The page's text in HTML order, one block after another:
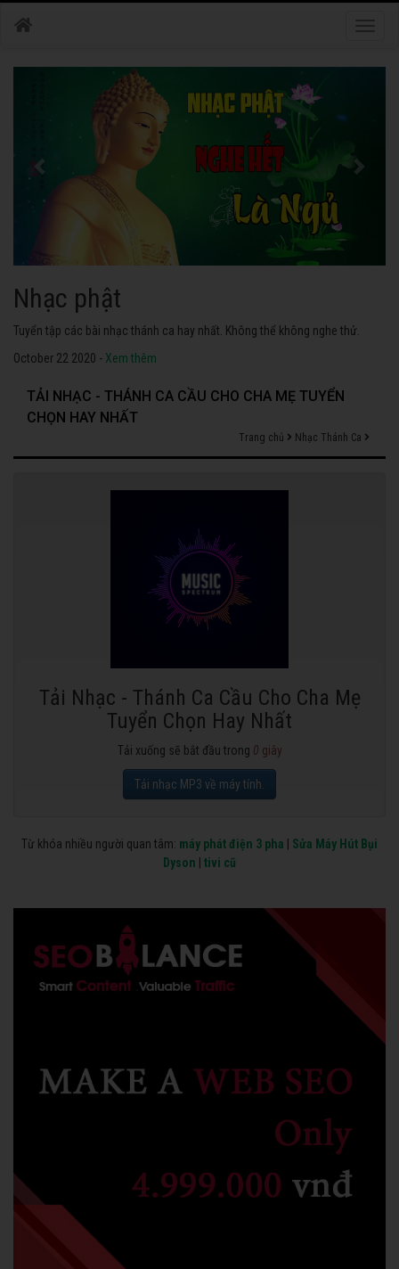
Nhạc phật
Tuyển tập các bài nhạc thánh ca hay nhất. Không thể không nghe thử.
October 22 2020 - Xem thêm
TẢI NHẠC - THÁNH CA CẦU CHO CHA MẸ TUYỂN
CHỌN HAY NHẤT
Trang chủ Nhạc Thánh Ca
Tải Nhạc - Thánh Ca Cầu Cho Cha Mẹ
Tuyển Chọn Hay Nhất
Tải xuống sẽ bắt đầu trong 0 giây
Tải nhạc MP3 về máy tính.
Từ khóa nhiều người quan tâm: máy phát điện 3 pha
Sửa Máy Hút Bụi
Dyson
tivi cũ